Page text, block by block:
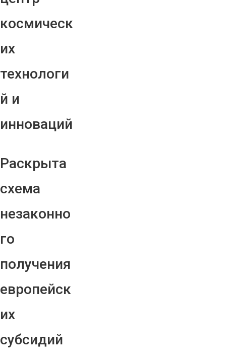
космическ
их
технологи
й и
инноваций
Раскрыта
схема
незаконно
го
получения
европейск
их
субсидий